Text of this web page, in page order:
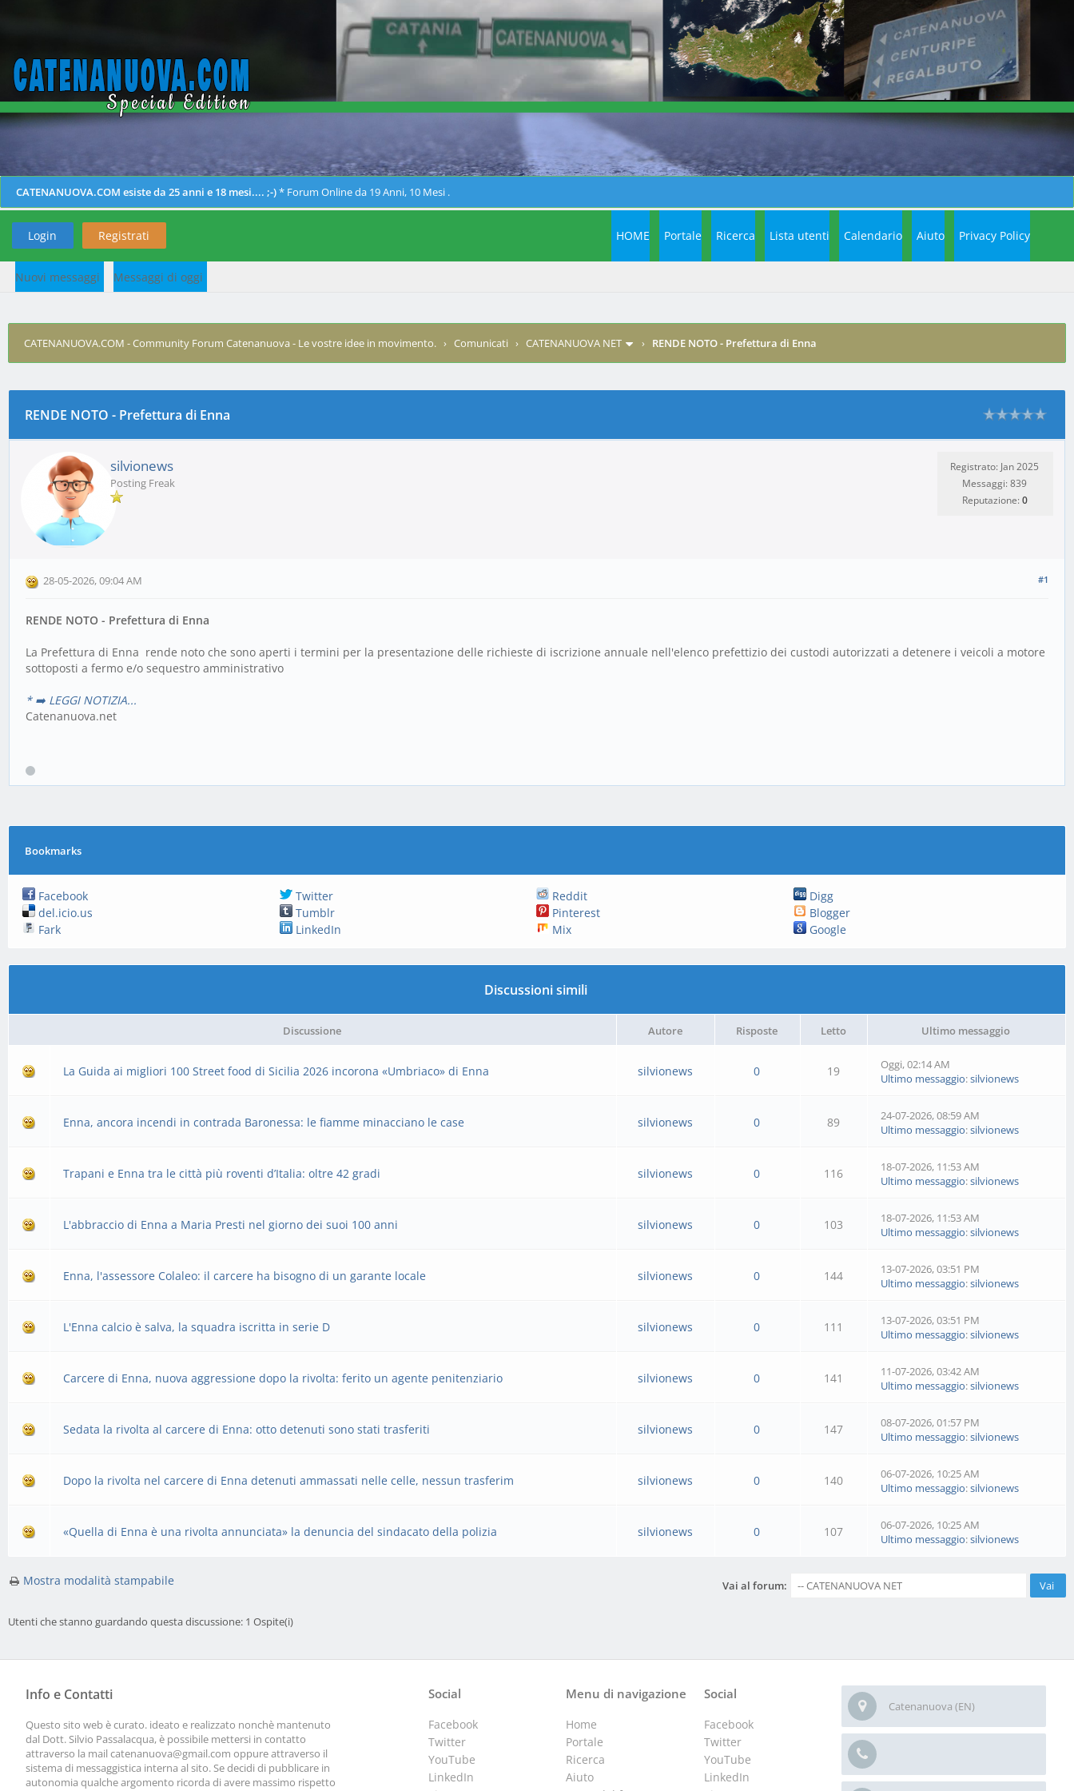
CATENANUOVA.COM esiste da 25 anni e 18 mesi.... ;-)* Forum Online da 19 Anni, 10 Mesi .
Login Registrati HOME Portale Ricerca Lista utenti Calendario Aiuto Privacy Policy
Nuovi messaggi Messaggi di oggi
CATENANUOVA.COM - Community Forum Catenanuova - Le vostre idee in movimento. › Comunicati › CATENANUOVA NET › RENDE NOTO - Prefettura di Enna
0 voto(i) - 0 media
1
2
3
4
5
RENDE NOTO - Prefettura di Enna
silvionews
Posting Freak
Registrato: Jan 2025
Messaggi: 839
Reputazione: 0
#1
28-05-2026, 09:04 AM
RENDE NOTO - Prefettura di Enna
La Prefettura di Enna rende noto che sono aperti i termini per la presentazione delle richieste di iscrizione annuale nell'elenco prefettizio dei custodi autorizzati a detenere i veicoli a motore
sottoposti a fermo e/o sequestro amministrativo
* ➡️ LEGGI NOTIZIA...
Catenanuova.net
Bookmarks
Facebook Twitter Reddit
Digg
del.icio.us
Tumblr Pinterest
Blogger
Fark
LinkedIn Mix Google
Discussioni simili
Discussione Autore Risposte Letto Ultimo messaggio
La Guida ai migliori 100 Street food di Sicilia 2026 incorona «Umbriaco» di Enna silvionews 0 19 Oggi, 02:14 AM
Ultimo messaggio:silvionews
Enna, ancora incendi in contrada Baronessa: le fiamme minacciano le case silvionews 0 89
24-07-2026, 08:59 AM
Ultimo messaggio:silvionews
Trapani e Enna tra le città più roventi d’Italia: oltre 42 gradi silvionews 0 116
18-07-2026, 11:53 AM
Ultimo messaggio:silvionews
L'abbraccio di Enna a Maria Presti nel giorno dei suoi 100 anni silvionews 0 103
18-07-2026, 11:53 AM
Ultimo messaggio:silvionews
Enna, l'assessore Colaleo: il carcere ha bisogno di un garante locale silvionews 0 144
13-07-2026, 03:51 PM
Ultimo messaggio:silvionews
L'Enna calcio è salva, la squadra iscritta in serie D silvionews 0 111
13-07-2026, 03:51 PM
Ultimo messaggio:silvionews
Carcere di Enna, nuova aggressione dopo la rivolta: ferito un agente penitenziario silvionews 0 141
11-07-2026, 03:42 AM
Ultimo messaggio:silvionews
Sedata la rivolta al carcere di Enna: otto detenuti sono stati trasferiti silvionews 0 147
08-07-2026, 01:57 PM
Ultimo messaggio:silvionews
Dopo la rivolta nel carcere di Enna detenuti ammassati nelle celle, nessun trasferim silvionews 0 140
06-07-2026, 10:25 AM
Ultimo messaggio:silvionews
«Quella di Enna è una rivolta annunciata» la denuncia del sindacato della polizia silvionews 0 107
06-07-2026, 10:25 AM
Ultimo messaggio:silvionews
Mostra modalità stampabile Vai al forum:
Utenti che stanno guardando questa discussione: 1 Ospite(i)
Info e Contatti
Questo sito web è curato. ideato e realizzato nonchè mantenuto
dal Dott. Silvio Passalacqua, è possibile mettersi in contatto
attraverso la mail catenanuova@gmail.com oppure attraverso il
sistema di messaggistica interna al sito. Se decidi di pubblicare in
autonomia qualche argomento ricorda di avere massimo rispetto
Catenanuova (EN)
Social
Facebook
Twitter
YouTube
LinkedIn
Menu di navigazione
Home
Portale
Ricerca
Aiuto
Social
Facebook
Twitter
YouTube
LinkedIn